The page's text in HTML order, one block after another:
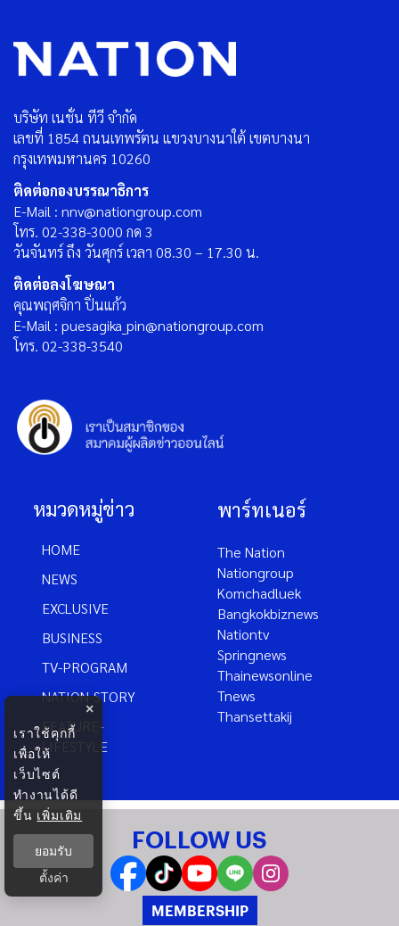
บริษัท เนชั่น ทีวี จำกัด
เลขที่ 1854 ถนนเทพรัตน แขวงบางนาใต้ เขตบางนา
กรุงเทพมหานคร 10260
ติดต่อกองบรรณาธิการ
E-Mail : nnv@nationgroup.com
โทร. 02-338-3000 กด 3
วันจันทร์ ถึง วันศุกร์ เวลา 08.30 – 17.30 น.
ติดต่อลงโฆษณา
คุณพฤศจิกา ปิ่นแก้ว
E-Mail : puesagika_pin@nationgroup.com
โทร. 02-338-3540
หมวดหมู่ข่าว
HOME
NEWS
EXCLUSIVE
BUSINESS
TV-PROGRAM
NATION-STORY
FEATURE-
LIFESTYLE
พาร์ทเนอร์
The Nation
Nationgroup
Komchadluek
Bangkokbiznews
Nationtv
Springnews
Thainewsonline
Tnews
Thansettakij
FOLLOW US
MEMBERSHIP
×
เราใช้คุกกี้
เพื่อให้
เว็บไซต์
ทำงานได้ดี
ขึ้น เพิ่มเติม
ยอมรับ
ตั้งค่า